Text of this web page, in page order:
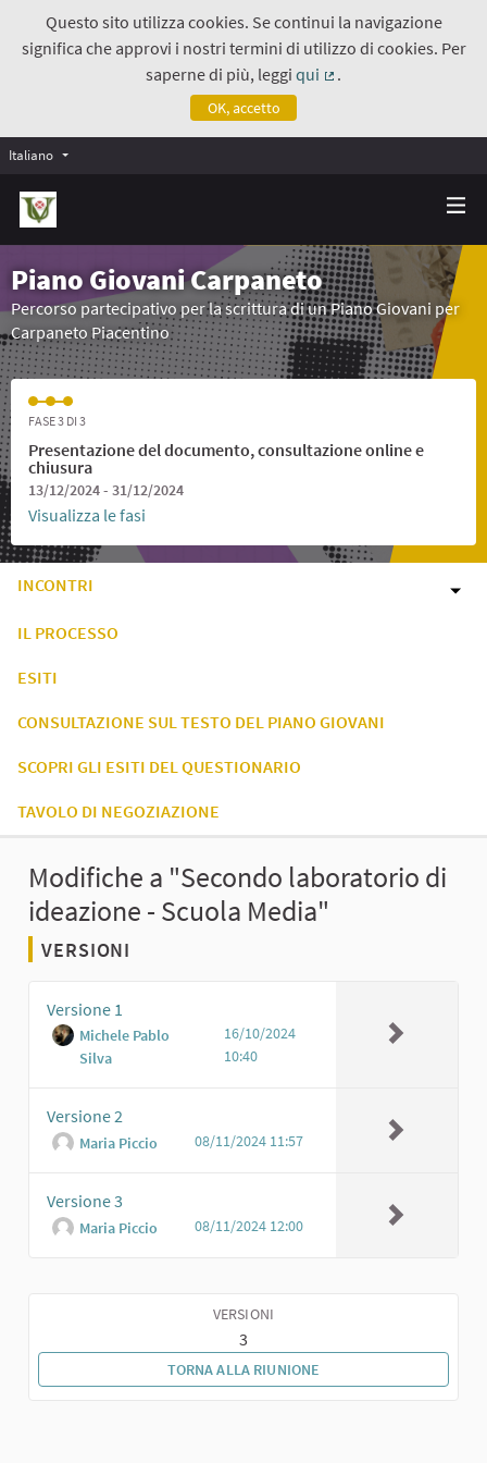
Questo sito utilizza cookies. Se continui la navigazione
significa che approvi i nostri termini di utilizzo di cookies. Per
saperne di più, leggiqui
.
OK, accetto
Italiano
Piano Giovani Carpaneto
Percorso partecipativo per la scrittura di un Piano Giovani per
Carpaneto Piacentino
FASE 3 DI 3
Presentazione del documento, consultazione online e
chiusura
13/12/2024 - 31/12/2024
Visualizza le fasi
INCONTRI
IL PROCESSO
ESITI
CONSULTAZIONE SUL TESTO DEL PIANO GIOVANI
SCOPRI GLI ESITI DEL QUESTIONARIO
TAVOLO DI NEGOZIAZIONE
Modifiche a "Secondo laboratorio di
ideazione - Scuola Media"
VERSIONI
Versione 1
Michele Pablo
Silva
16/10/2024
10:40
Versione 2
Maria Piccio 08/11/2024 11:57
Versione 3
Maria Piccio 08/11/2024 12:00
VERSIONI
3
TORNA ALLA RIUNIONE